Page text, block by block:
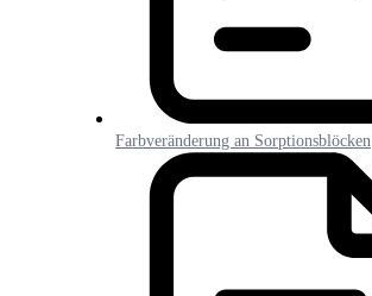
Farbveränderung an Sorptionsblöcken